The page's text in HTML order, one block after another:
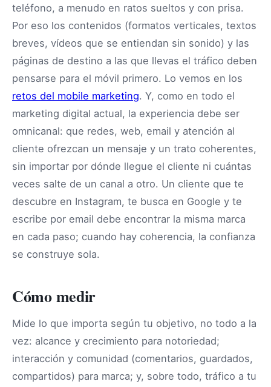
teléfono, a menudo en ratos sueltos y con prisa.
Por eso los contenidos (formatos verticales, textos
breves, vídeos que se entiendan sin sonido) y las
páginas de destino a las que llevas el tráfico deben
pensarse para el móvil primero. Lo vemos en los
retos del mobile marketing. Y, como en todo el
marketing digital actual, la experiencia debe ser
omnicanal: que redes, web, email y atención al
cliente ofrezcan un mensaje y un trato coherentes,
sin importar por dónde llegue el cliente ni cuántas
veces salte de un canal a otro. Un cliente que te
descubre en Instagram, te busca en Google y te
escribe por email debe encontrar la misma marca
en cada paso; cuando hay coherencia, la confianza
se construye sola.
Cómo medir
Mide lo que importa según tu objetivo, no todo a la
vez: alcance y crecimiento para notoriedad;
interacción y comunidad (comentarios, guardados,
compartidos) para marca; y, sobre todo, tráfico a tu